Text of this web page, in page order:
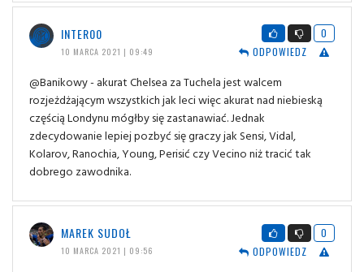
INTER00
10 MARCA 2021 | 09:49
0
ODPOWIEDZ
@Banikowy - akurat Chelsea za Tuchela jest walcem
rozjeżdżającym wszystkich jak leci więc akurat nad niebieską
częścią Londynu mógłby się zastanawiać. Jednak
zdecydowanie lepiej pozbyć się graczy jak Sensi, Vidal,
Kolarov, Ranochia, Young, Perisić czy Vecino niż tracić tak
dobrego zawodnika.
MAREK SUDOŁ
10 MARCA 2021 | 09:56
0
ODPOWIEDZ